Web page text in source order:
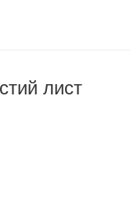
лист